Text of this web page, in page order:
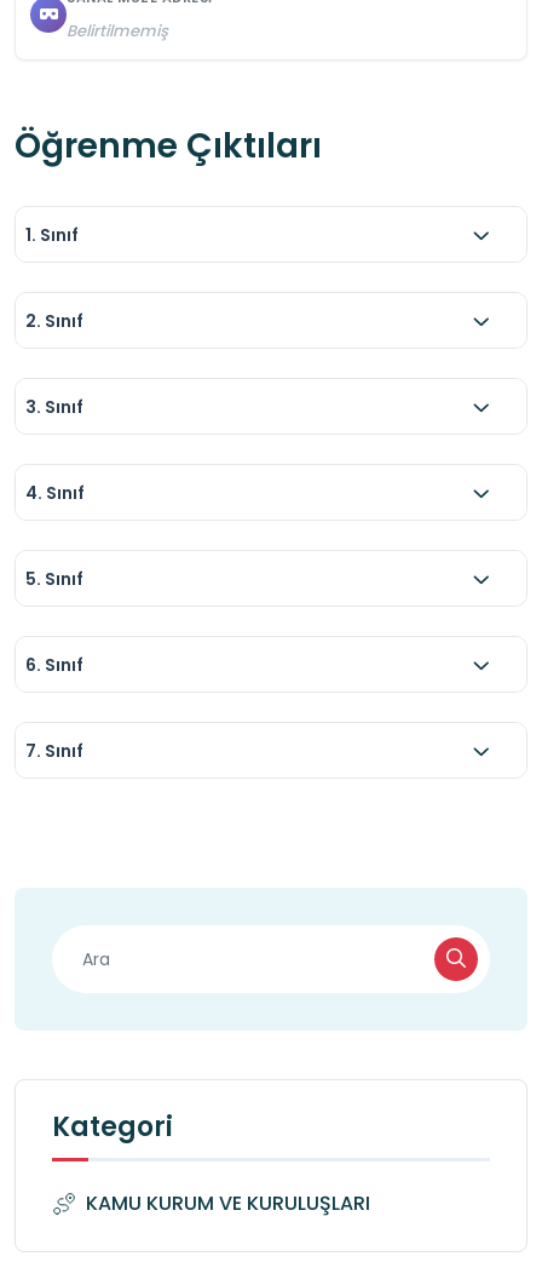
Belirtilmemiş
Öğrenme Çıktıları
1. Sınıf
2. Sınıf
3. Sınıf
4. Sınıf
5. Sınıf
6. Sınıf
7. Sınıf
Kategori
KAMU KURUM VE KURULUŞLARI